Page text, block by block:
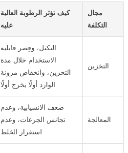
مجال
التكلفة
كيف تؤثر الرطوبة العالية
عليه
التخزين
التكتل، وقِصر قابلية
الاستخدام خلال مدة
التخزين، وانخفاض مرونة
الوارد أولًا يخرج أولًا
المعالجة
ضعف الانسيابية، وعدم
تجانس الجرعات، وعدم
استقرار الخلط